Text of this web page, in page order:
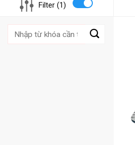
Filter (1)
Tìm
kiếm: